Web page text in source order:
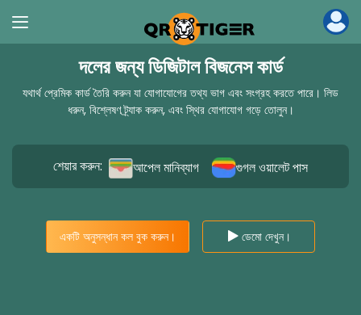
দলের জন্য ডিজিটাল বিজনেস কার্ড
যথার্থ প্রেমিক কার্ড তৈরি করুন যা যোগাযোগের তথ্য ভাগ এবং সংগ্রহ করতে পারে। লিড
ধরুন, বিশ্লেষণ ট্র্যাক করুন, এবং স্থির যোগাযোগ গড়ে তোলুন।
শেয়ার করুন: আপেল মানিব্যাগ গুগল ওয়ালেট পাস
একটি অনুসন্ধান কল বুক করুন। ডেমো দেখুন।